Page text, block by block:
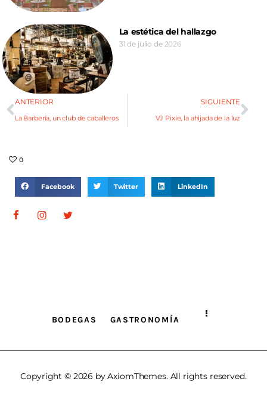
La estética del hallazgo
31 de julio de 2026
ANTERIOR
La Barbería, un club de caballeros
SIGUIENTE
VJ Pixie, la ahijada de la luz
0
Facebook Twitter LinkedIn
BODEGAS GASTRONOMÍA
Copyright © 2026 by AxiomThemes. All rights reserved.